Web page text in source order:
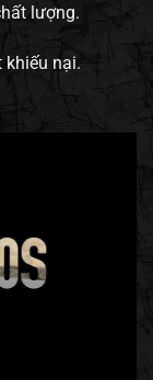
lượng.
khiếu nại.